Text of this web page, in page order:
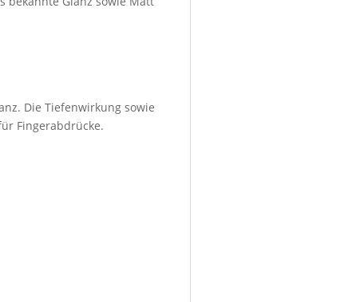
Die Tiefenwirkung sowie
Fingerabdrücke.